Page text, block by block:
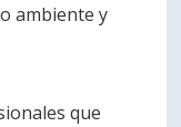
ambiente y
que